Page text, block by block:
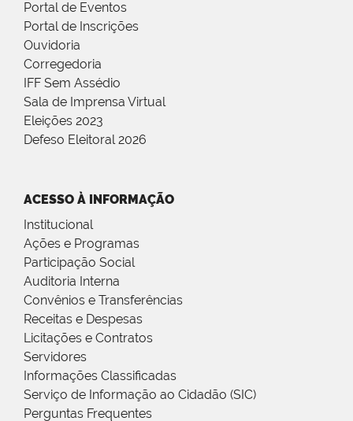
Portal de Eventos
Portal de Inscrições
Ouvidoria
Corregedoria
IFF Sem Assédio
Sala de Imprensa Virtual
Eleições 2023
Defeso Eleitoral 2026
ACESSO À INFORMAÇÃO
Institucional
Ações e Programas
Participação Social
Auditoria Interna
Convênios e Transferências
Receitas e Despesas
Licitações e Contratos
Servidores
Informações Classificadas
Serviço de Informação ao Cidadão (SIC)
Perguntas Frequentes